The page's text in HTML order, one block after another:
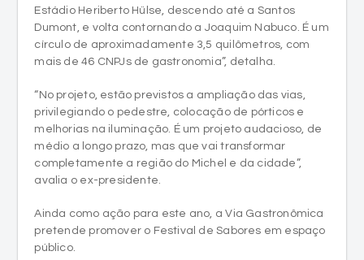
Estádio Heriberto Hülse, descendo até a Santos
Dumont, e volta contornando a Joaquim Nabuco. É um
círculo de aproximadamente 3,5 quilômetros, com
mais de 46 CNPJs de gastronomia”, detalha.
“No projeto, estão previstos a ampliação das vias,
privilegiando o pedestre, colocação de pórticos e
melhorias na iluminação. É um projeto audacioso, de
médio a longo prazo, mas que vai transformar
completamente a região do Michel e da cidade”,
avalia o ex-presidente.
Ainda como ação para este ano, a Via Gastronômica
pretende promover o Festival de Sabores em espaço
público.